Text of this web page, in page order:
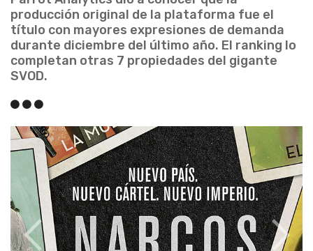
producción original de la plataforma fue el
título con mayores expresiones de demanda
durante diciembre del último año. El ranking lo
completan otras 7 propiedades del gigante
SVOD.